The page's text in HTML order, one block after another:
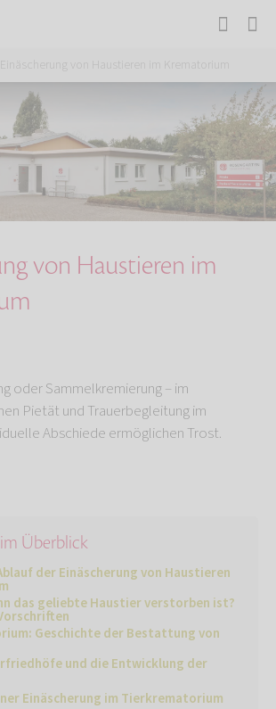
Einäscherung von Haustieren im Krematorium
von Haustieren im
oder Sammelkremierung – im
Pietät und Trauerbegleitung im
Abschiede ermöglichen Trost.
Überblick
der Einäscherung von Haustieren
das geliebte Haustier verstorben ist?
Geschichte der Bestattung von
und die Entwicklung der
Einäscherung im Tierkrematorium